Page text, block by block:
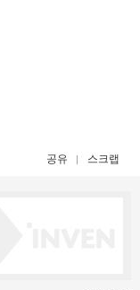
공유 스크랩